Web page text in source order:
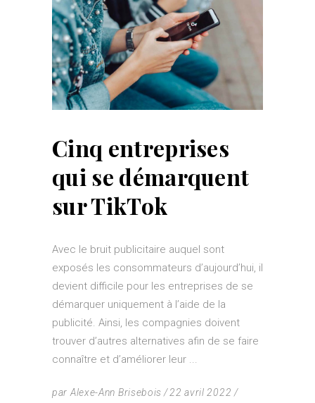
Cinq entreprises
qui se démarquent
sur TikTok
Avec le bruit publicitaire auquel sont
exposés les consommateurs d’aujourd’hui, il
devient difficile pour les entreprises de se
démarquer uniquement à l’aide de la
publicité. Ainsi, les compagnies doivent
trouver d’autres alternatives afin de se faire
connaître et d’améliorer leur
par Alexe-Ann Brisebois
22 avril 2022